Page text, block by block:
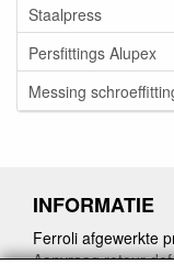
Staalpress
Persfittings Alupex
Messing
INFORMATIE
Ferroli afgewerkte
Aanvraag retour